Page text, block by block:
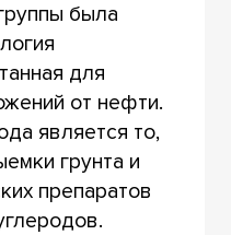
была
для
от нефти.
является то,
грунта и
препаратов